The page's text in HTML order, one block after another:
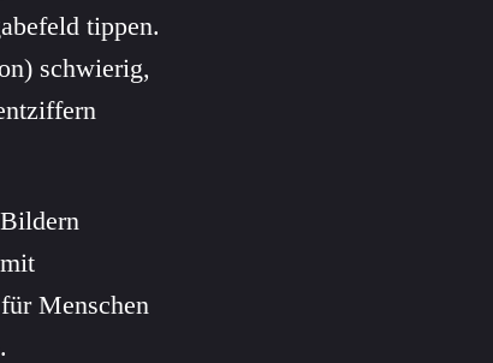
tippen.
schwierig,
Menschen